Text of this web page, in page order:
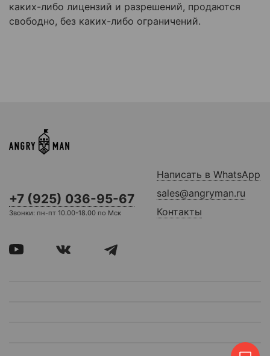
каких-либо лицензий и разрешений, продаются
свободно, без каких-либо ограничений.
+7 (925) 036-95-67
Звонки: пн-пт 10.00-18.00 по Мск
Написать в WhatsApp
sales@angryman.ru
Контакты